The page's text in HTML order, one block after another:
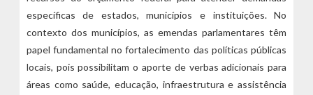
específicas de estados, municípios e instituições. No
contexto dos municípios, as emendas parlamentares têm
papel fundamental no fortalecimento das políticas públicas
locais, pois possibilitam o aporte de verbas adicionais para
áreas como saúde, educação, infraestrutura e assistência